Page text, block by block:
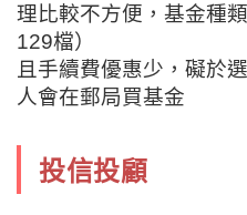
理比較不方便，基金種
129檔）
且手續費優惠少，礙於
人會在郵局買基金
投信投顧